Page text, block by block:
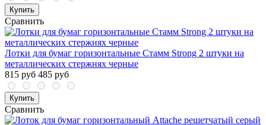
Купить
Сравнить
Лотки для бумаг горизонтальные Стамм Strong 2 штуки на
металлических стержнях черные
815 руб 485 руб
Купить
Сравнить